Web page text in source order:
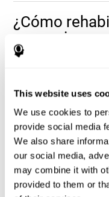
This website uses
We use cookies to
provide social media
We also share
our social media,
may combine it with
provided to them or
¿Cómo
memoria no
ofrecemos la posibilidad
memoria no verbal y
CogniFit dispone de una
rehabilitar los déficits en
cognitivas. El cerebro y
con el uso de las
si ejercitamos
conexiones cerebrales